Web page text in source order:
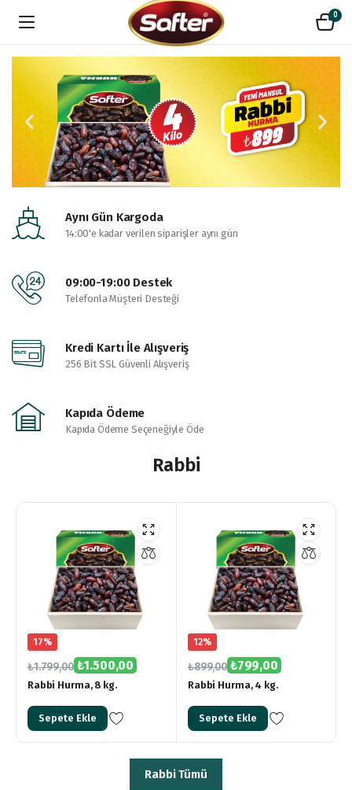
0
Aynı Gün Kargoda
14:00'e kadar verilen siparişler aynı gün
09:00-19:00 Destek
Telefonla Müşteri Desteği
Kredi Kartı İle Alışveriş
256 Bit SSL Güvenli Alışveriş
Kapıda Ödeme
Kapıda Ödeme Seçeneğiyle Öde
Rabbi
17%
₺1.799,00 ₺1.500,00
Rabbi Hurma, 8 kg.
Sepete Ekle
12%
₺899,00 ₺799,00
Rabbi Hurma, 4 kg.
Sepete Ekle
Rabbi Tümü